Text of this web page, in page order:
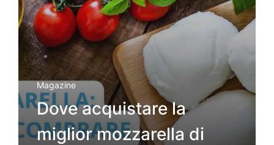
Magazine
Dove acquistare la
miglior mozzarella di